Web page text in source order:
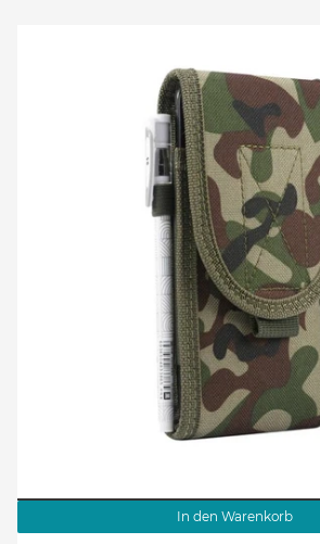
In den Warenkorb